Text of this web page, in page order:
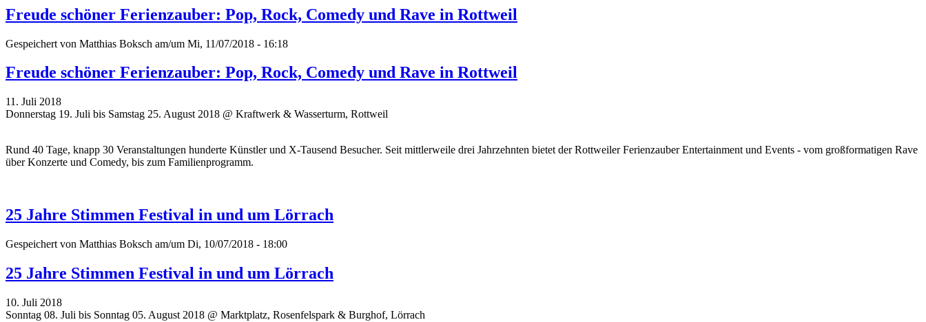
Freude schöner Ferienzauber: Pop, Rock, Comedy und Rave in Rottweil
Gespeichert von Matthias Boksch am/um Mi, 11/07/2018 - 16:18
Freude schöner Ferienzauber: Pop, Rock, Comedy und Rave in Rottweil
11. Juli 2018
Donnerstag 19. Juli bis Samstag 25. August 2018 @ Kraftwerk & Wasserturm, Rottweil
Rund 40 Tage, knapp 30 Veranstaltungen hunderte Künstler und X-Tausend Besucher. Seit mittlerweile drei Jahrzehnten bietet der Rottweiler Ferienzauber Entertainment und Events - vom großformatigen Rave
über Konzerte und Comedy, bis zum Familienprogramm.
25 Jahre Stimmen Festival in und um Lörrach
Gespeichert von Matthias Boksch am/um Di, 10/07/2018 - 18:00
25 Jahre Stimmen Festival in und um Lörrach
10. Juli 2018
Sonntag 08. Juli bis Sonntag 05. August 2018 @ Marktplatz, Rosenfelspark & Burghof, Lörrach